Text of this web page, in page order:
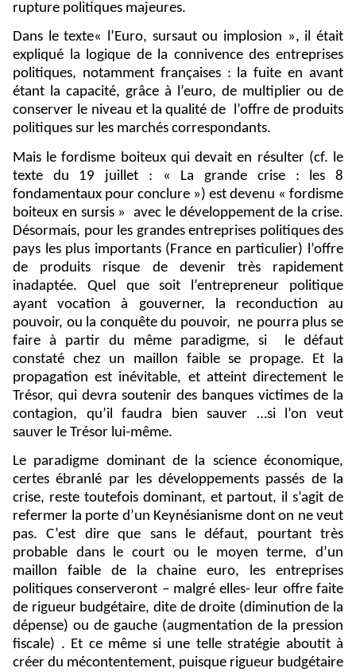
rupture politiques majeures.
Dans le texte« l’Euro, sursaut ou implosion », il était
expliqué la logique de la connivence des entreprises
politiques, notamment françaises : la fuite en avant
étant la capacité, grâce à l’euro, de multiplier ou de
conserver le niveau et la qualité de l’offre de produits
politiques sur les marchés correspondants.
Mais le fordisme boiteux qui devait en résulter (cf. le
texte du 19 juillet : « La grande crise : les 8
fondamentaux pour conclure ») est devenu « fordisme
boiteux en sursis »
avec le développement de la crise.
Désormais, pour les grandes entreprises politiques des
pays les plus importants (France en particulier) l’offre
de produits risque de devenir très rapidement
inadaptée. Quel que soit l’entrepreneur politique
ayant vocation à gouverner, la reconduction au
pouvoir, ou la conquête du pouvoir, ne pourra plus se
faire à partir du même paradigme, si
le défaut
constaté chez un maillon faible se propage. Et la
propagation est inévitable, et atteint directement le
Trésor, qui devra soutenir des banques victimes de la
contagion, qu’il faudra bien sauver …si l’on veut
sauver le Trésor lui-même.
Le paradigme dominant de la science économique,
certes ébranlé par les développements passés de la
crise, reste toutefois dominant, et partout, il s’agit de
refermer la porte d’un Keynésianisme dont on ne veut
pas. C’est dire que sans le défaut, pourtant très
probable dans le court ou le moyen terme, d’un
maillon faible de la chaine euro, les entreprises
politiques conserveront – malgré elles- leur offre faite
de rigueur budgétaire, dite de droite (diminution de la
dépense) ou de gauche (augmentation de la pression
fiscale) . Et ce même si une telle stratégie aboutit à
créer du mécontentement, puisque rigueur budgétaire